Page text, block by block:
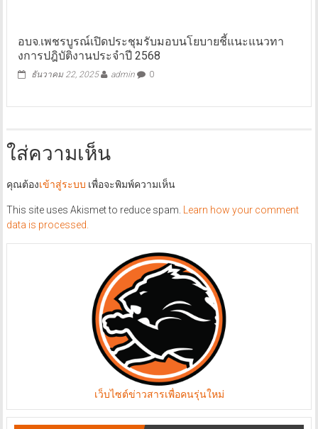
อบจ.เพชรบูรณ์เปิดประชุมรับมอบนโยบายชี้แนะแนวทา
งการปฎิบัติงานประจำปี 2568
ธันวาคม 22, 2025 admin 0
ใส่ความเห็น
คุณต้องเข้าสู่ระบบ เพื่อจะพิมพ์ความเห็น
This site uses Akismet to reduce spam.
Learn how your comment
data is processed.
เว็บไซต์ข่าวสารเพื่อคนรุ่นใหม่